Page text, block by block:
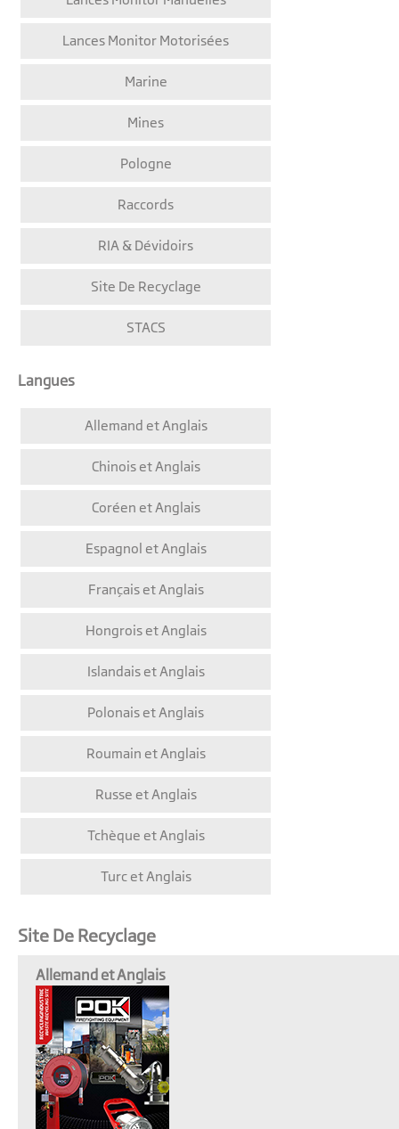
Lances Monitor Motorisées
Marine
Mines
Pologne
Raccords
RIA & Dévidoirs
Site De Recyclage
STACS
Langues
Allemand et Anglais
Chinois et Anglais
Coréen et Anglais
Espagnol et Anglais
Français et Anglais
Hongrois et Anglais
Islandais et Anglais
Polonais et Anglais
Roumain et Anglais
Russe et Anglais
Tchèque et Anglais
Turc et Anglais
Site De Recyclage
Allemand et Anglais